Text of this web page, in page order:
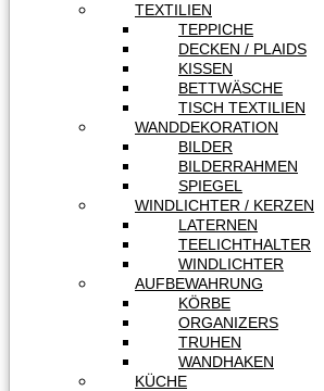
TEXTILIEN
TEPPICHE
DECKEN / PLAIDS
KISSEN
BETTWÄSCHE
TISCH TEXTILIEN
WANDDEKORATION
BILDER
BILDERRAHMEN
SPIEGEL
WINDLICHTER / KERZEN
LATERNEN
TEELICHTHALTER
WINDLICHTER
AUFBEWAHRUNG
KÖRBE
ORGANIZERS
TRUHEN
WANDHAKEN
KÜCHE